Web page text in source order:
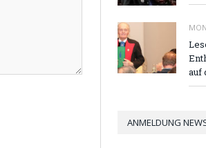
auf
ANMELDUNG